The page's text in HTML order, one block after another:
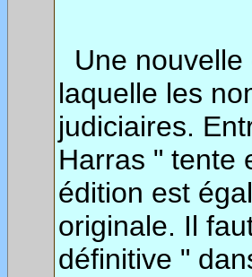
Une
laquelle les
judiciaires.
Harras " tente
édition est
originale. Il
définitive "